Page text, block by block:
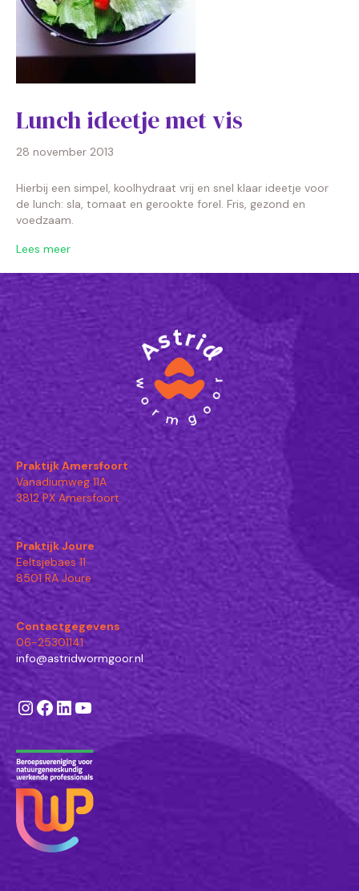
Lunch ideetje met vis
28 november 2013
Hierbij een simpel, koolhydraat vrij en snel klaar ideetje voor
de lunch: sla, tomaat en gerookte forel. Fris, gezond en
voedzaam.
Lees meer
Praktijk Amersfoort
Vanadiumweg 11A
3812 PX Amersfoort
Praktijk Joure
Eeltsjebaes 11
8501 RA Joure
Contactgegevens
06-25301141
info@astridwormgoor.nl
Instagram
Facebook
LinkedIn
YouTube